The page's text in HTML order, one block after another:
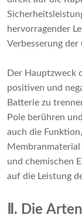
hervorragender
Verbesserung
Der Hauptzweck
positiven und
Batterie zu
Pole berühren
auch die
und chemischen
auf die Leistung
Ⅱ. Die